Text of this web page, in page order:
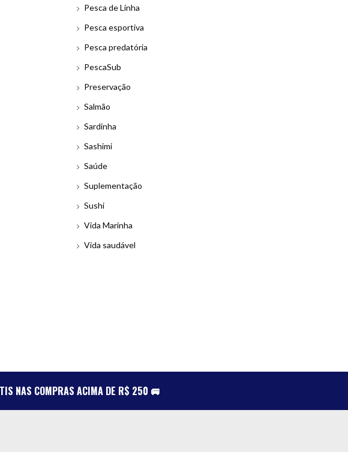
Pesca de Linha
Pesca esportiva
Pesca predatória
PescaSub
Preservação
Salmão
Sardinha
Sashimi
Saúde
Suplementação
Sushi
Vida Marinha
Vida saudável
NAS COMPRAS ACIMA DE R$ 250 🚐